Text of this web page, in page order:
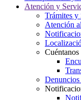
Atención y
Trámites y
Atención